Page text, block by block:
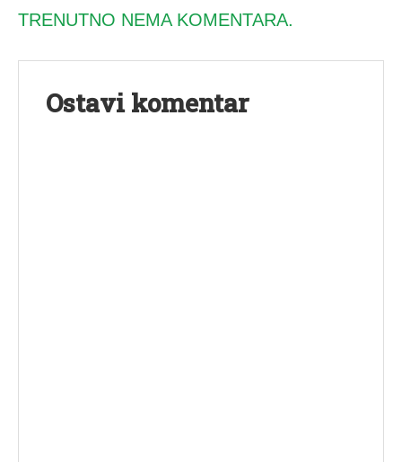
TRENUTNO NEMA KOMENTARA.
Ostavi komentar